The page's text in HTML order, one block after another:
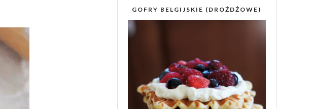
GOFRY BELGIJSKIE (DROŻDŻOWE)